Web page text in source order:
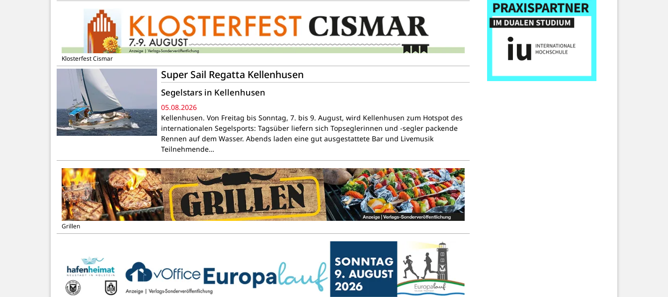
Klosterfest Cismar
Super Sail Regatta Kellenhusen
Segelstars in Kellenhusen
05.08.2026
Kellenhusen. Von Freitag bis Sonntag, 7. bis 9. August, wird Kellenhusen zum Hotspot des
internationalen Segelsports: Tagsüber liefern sich Topseglerinnen und -segler packende
Rennen auf dem Wasser. Abends laden eine gut ausgestattete Bar und Livemusik
Teilnehmende…
Grillen